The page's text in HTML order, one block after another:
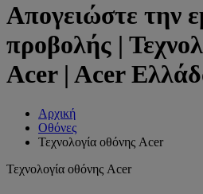
Απογειώστε την
προβολής |
Acer | Acer
Αρχική
Οθόνες
Τεχνολογία οθόνης Acer
Τεχνολογία οθόνης Acer